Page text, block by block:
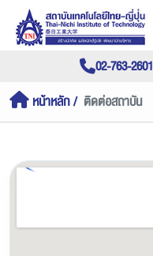
02-763-2601
หน้าหลัก ติดต่อสถาบัน